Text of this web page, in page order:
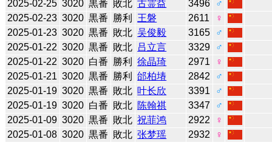
2025-02-25 3020 黒番 敗北 古霊益 3496
♂
2025-02-23 3020 黒番 勝利 王磐 2611
♀
2025-01-23 3020 黒番 敗北 吴俊毅 3165
♂
2025-01-22 3020 黒番 敗北 吕立言 3329
♂
2025-01-22 3020 白番 勝利 徐晶琦 2971
♀
2025-01-21 3020 黒番 勝利 邰柏堾 2842
♂
2025-01-19 3020 黒番 敗北 叶长欣 3391
♂
2025-01-19 3020 白番 敗北 陈翰祺 3347
♂
2025-01-09 3020 黒番 敗北 祝菲鸿 2922
♀
2025-01-08 3020 黒番 敗北 张梦瑶 2932
♀